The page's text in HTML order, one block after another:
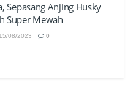
Sepasang Anjing Husky
Super Mewah
15/08/2023 0